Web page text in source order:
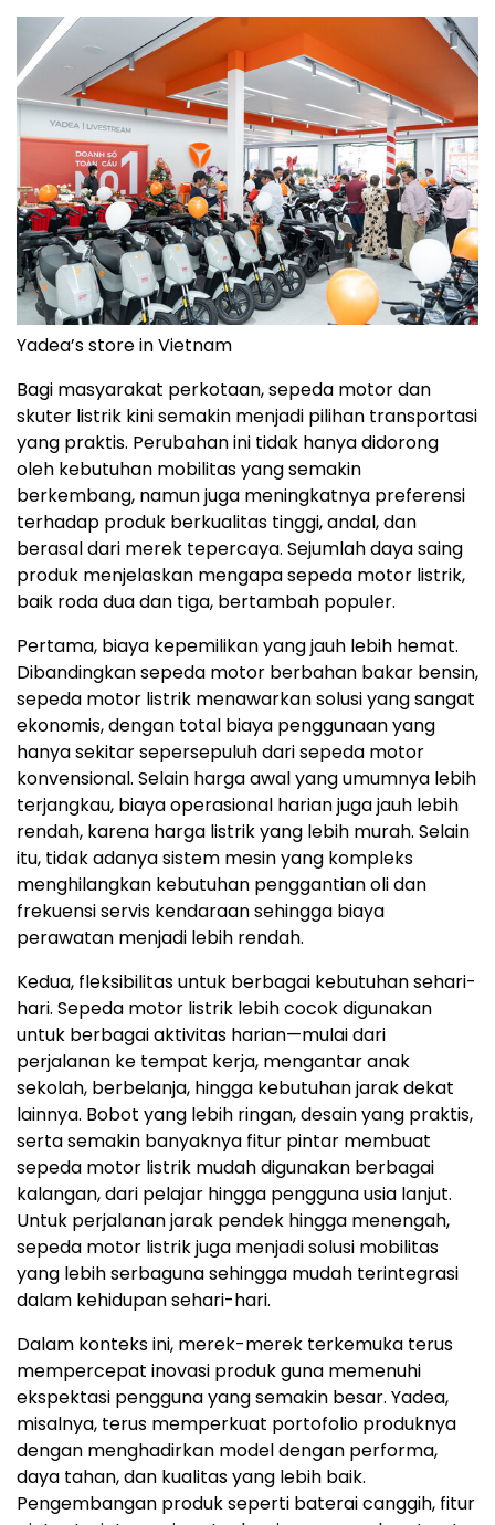
Yadea’s store in Vietnam
Bagi masyarakat perkotaan, sepeda motor dan
skuter listrik kini semakin menjadi pilihan transportasi
yang praktis. Perubahan ini tidak hanya didorong
oleh kebutuhan mobilitas yang semakin
berkembang, namun juga meningkatnya preferensi
terhadap produk berkualitas tinggi, andal, dan
berasal dari merek tepercaya. Sejumlah daya saing
produk menjelaskan mengapa sepeda motor listrik,
baik roda dua dan tiga, bertambah populer.
Pertama, biaya kepemilikan yang jauh lebih hemat.
Dibandingkan sepeda motor berbahan bakar bensin,
sepeda motor listrik menawarkan solusi yang sangat
ekonomis, dengan total biaya penggunaan yang
hanya sekitar sepersepuluh dari sepeda motor
konvensional. Selain harga awal yang umumnya lebih
terjangkau, biaya operasional harian juga jauh lebih
rendah, karena harga listrik yang lebih murah. Selain
itu, tidak adanya sistem mesin yang kompleks
menghilangkan kebutuhan penggantian oli dan
frekuensi servis kendaraan sehingga biaya
perawatan menjadi lebih rendah.
Kedua, fleksibilitas untuk berbagai kebutuhan sehari-
hari. Sepeda motor listrik lebih cocok digunakan
untuk berbagai aktivitas harian—mulai dari
perjalanan ke tempat kerja, mengantar anak
sekolah, berbelanja, hingga kebutuhan jarak dekat
lainnya. Bobot yang lebih ringan, desain yang praktis,
serta semakin banyaknya fitur pintar membuat
sepeda motor listrik mudah digunakan berbagai
kalangan, dari pelajar hingga pengguna usia lanjut.
Untuk perjalanan jarak pendek hingga menengah,
sepeda motor listrik juga menjadi solusi mobilitas
yang lebih serbaguna sehingga mudah terintegrasi
dalam kehidupan sehari-hari.
Dalam konteks ini, merek-merek terkemuka terus
mempercepat inovasi produk guna memenuhi
ekspektasi pengguna yang semakin besar. Yadea,
misalnya, terus memperkuat portofolio produknya
dengan menghadirkan model dengan performa,
daya tahan, dan kualitas yang lebih baik.
Pengembangan produk seperti baterai canggih, fitur